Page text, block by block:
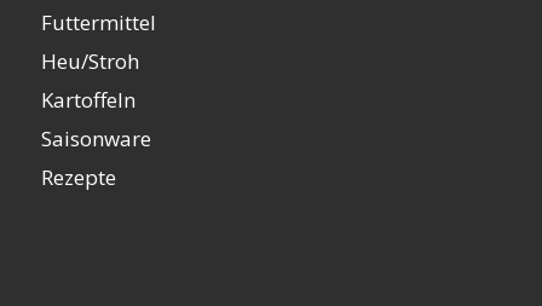
Futtermittel
Heu/Stroh
Kartoffeln
Saisonware
Rezepte